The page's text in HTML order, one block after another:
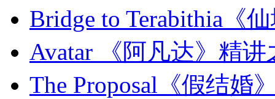
Bridge to Terabithia《
Avatar 《阿凡达》精讲
The Proposal《假结婚